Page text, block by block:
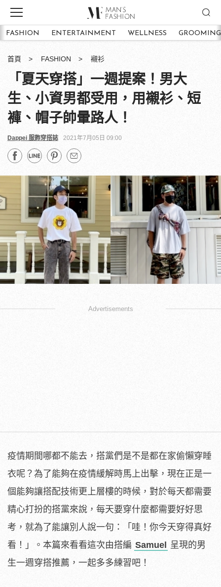
FASHION ENTERTAINMENT WELLNESS GROOMING
首頁 FASHION 襯衫
「夏天穿搭」一週提案！男大
生、小資男都受用，用襯衫、短
褲、帽子帥暈路人！
Dappei 服飾穿搭誌 2021年7月05日 09:00
Advertisements
疫情期間哪都不能去，搭黨們是不是都在家偷懶穿睡
衣呢？為了能夠在疫情緩解時馬上出擊，現在正是一
個能夠讓搭配技術更上層樓的時候，對於每天都需要
精心打扮的搭黨來說，每天要穿什麼都需要好好思
考，就為了能讓別人說一句：「哇！你今天穿得真好
看！」。本篇來看看這次由搭編 Samuel 呈現的男
生一週穿搭推薦，一起多多練習吧！